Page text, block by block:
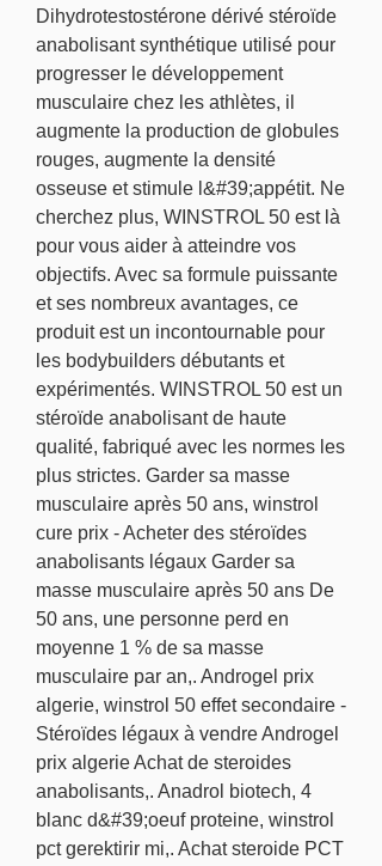
Dihydrotestostérone dérivé stéroïde
anabolisant synthétique utilisé pour
progresser le développement
musculaire chez les athlètes, il
augmente la production de globules
rouges, augmente la densité
osseuse et stimule l&#39;appétit. Ne
cherchez plus, WINSTROL 50 est là
pour vous aider à atteindre vos
objectifs. Avec sa formule puissante
et ses nombreux avantages, ce
produit est un incontournable pour
les bodybuilders débutants et
expérimentés. WINSTROL 50 est un
stéroïde anabolisant de haute
qualité, fabriqué avec les normes les
plus strictes. Garder sa masse
musculaire après 50 ans, winstrol
cure prix - Acheter des stéroïdes
anabolisants légaux Garder sa
masse musculaire après 50 ans De
50 ans, une personne perd en
moyenne 1 % de sa masse
musculaire par an,. Androgel prix
algerie, winstrol 50 effet secondaire -
Stéroïdes légaux à vendre Androgel
prix algerie Achat de steroides
anabolisants,. Anadrol biotech, 4
blanc d&#39;oeuf proteine, winstrol
pct gerektirir mi,. Achat steroide PCT